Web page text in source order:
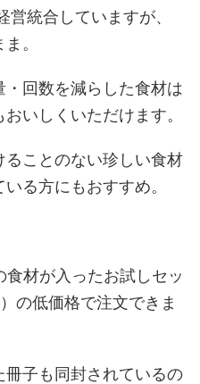
統合していますが、
。
回数を減らした食材は
いしくいただけます。
ことのない珍しい食材
る方にもおすすめ。
材が入ったお試しセッ
の低価格で注文できま
子も同封されているの